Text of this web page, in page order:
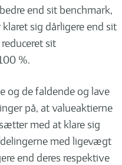
end sit benchmark,
sig dårligere end sit
sit
%.
og de faldende og lave
på, at valueaktierne
med at klare sig
med ligevægt
end deres respektive